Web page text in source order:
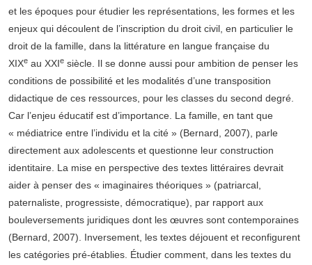
et les époques pour étudier les représentations, les formes et les
enjeux qui découlent de l’inscription du droit civil, en particulier le
droit de la famille, dans la littérature en langue française du
XIXe au XXIe siècle. Il se donne aussi pour ambition de penser les
conditions de possibilité et les modalités d’une transposition
didactique de ces ressources, pour les classes du second degré.
Car l’enjeu éducatif est d’importance. La famille, en tant que
« médiatrice entre l’individu et la cité » (Bernard, 2007), parle
directement aux adolescents et questionne leur construction
identitaire. La mise en perspective des textes littéraires devrait
aider à penser des « imaginaires théoriques » (patriarcal,
paternaliste, progressiste, démocratique), par rapport aux
bouleversements juridiques dont les œuvres sont contemporaines
(Bernard, 2007). Inversement, les textes déjouent et reconfigurent
les catégories pré-établies. Étudier comment, dans les textes du